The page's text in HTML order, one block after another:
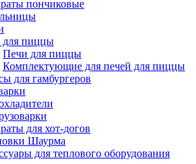
пончиковые
для пиццы
Печи для пиццы
Комплектующие для печей для пиццы
для гамбургеров
для хот-догов
Шаурма
для теплового оборудования